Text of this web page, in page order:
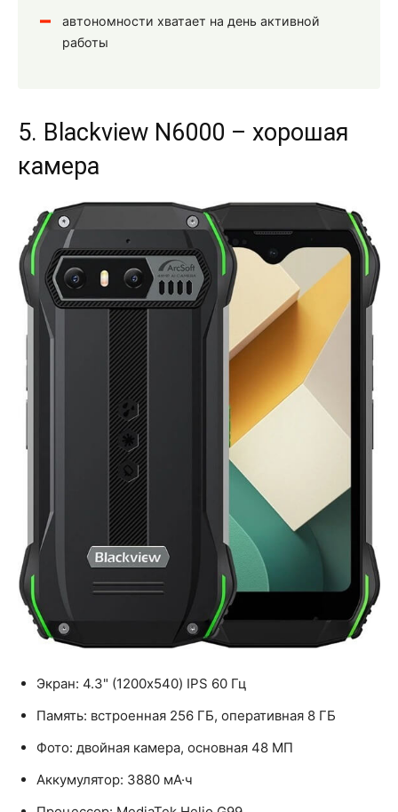
автономности хватает на день активной
работы
5. Blackview N6000 – хорошая
камера
Экран: 4.3" (1200x540) IPS 60 Гц
Память: встроенная 256 ГБ, оперативная 8 ГБ
Фото: двойная камера, основная 48 МП
Аккумулятор: 3880 мА·ч